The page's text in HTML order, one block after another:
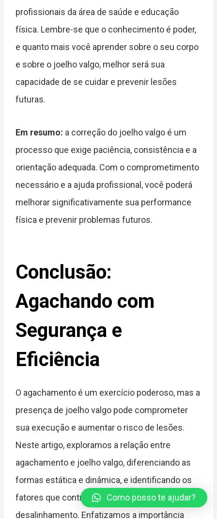
profissionais da área de saúde e educação
física. Lembre-se que o conhecimento é poder,
e quanto mais você aprender sobre o seu corpo
e sobre o joelho valgo, melhor será sua
capacidade de se cuidar e prevenir lesões
futuras.
Em resumo: a correção do joelho valgo é um
processo que exige paciência, consistência e a
orientação adequada. Com o comprometimento
necessário e a ajuda profissional, você poderá
melhorar significativamente sua performance
física e prevenir problemas futuros.
Conclusão:
Agachando com
Segurança e
Eficiência
O agachamento é um exercício poderoso, mas a
presença de joelho valgo pode comprometer
sua execução e aumentar o risco de lesões.
Neste artigo, exploramos a relação entre
agachamento e joelho valgo, diferenciando as
formas estática e dinâmica, e identificando os
fatores que contribuem para esse
desalinhamento. Enfatizamos a importância
Como posso te ajudar?